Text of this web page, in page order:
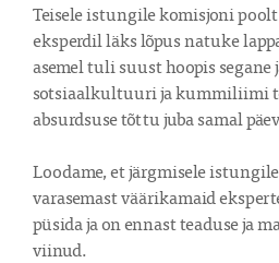
Teisele istungile komisjoni
eksperdil läks lõpus natuke
asemel tuli suust hoopis segane
sotsiaalkultuuri ja kummiliimi
absurdsuse tõttu juba samal
Loodame, et järgmisele
varasemast väärikamaid
püsida ja on ennast teaduse ja
viinud.